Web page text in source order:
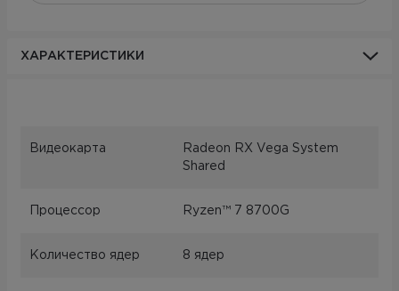
ХАРАКТЕРИСТИКИ
Видеокарта
Radeon RX Vega System
Shared
Процессор Ryzen™ 7 8700G
Количество ядер 8 ядер